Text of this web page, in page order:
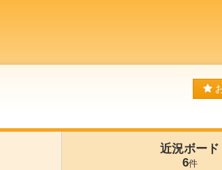
近況ボード
6件